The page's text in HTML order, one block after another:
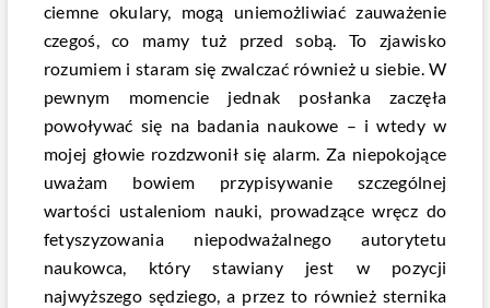
ciemne okulary, mogą uniemożliwiać zauważenie
czegoś, co mamy tuż przed sobą. To zjawisko
rozumiem i staram się zwalczać również u siebie. W
pewnym momencie jednak posłanka zaczęła
powoływać się na badania naukowe – i wtedy w
mojej głowie rozdzwonił się alarm. Za niepokojące
uważam bowiem przypisywanie szczególnej
wartości ustaleniom nauki, prowadzące wręcz do
fetyszyzowania niepodważalnego autorytetu
naukowca, który stawiany jest w pozycji
najwyższego sędziego, a przez to również sternika